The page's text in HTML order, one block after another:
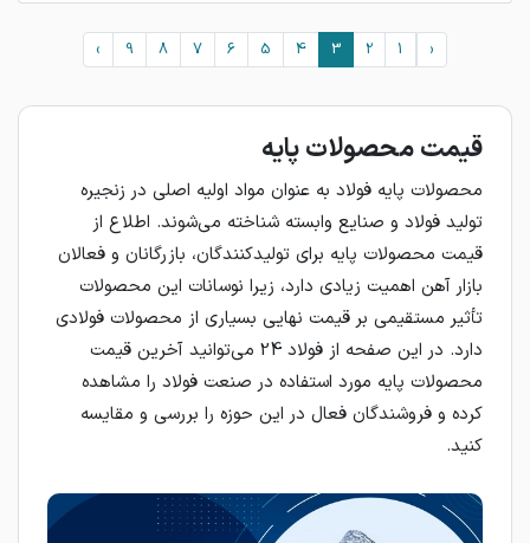
‹
1
2
3
4
5
6
7
8
9
›
قیمت محصولات پایه
محصولات پایه فولاد به عنوان مواد اولیه اصلی در زنجیره
تولید فولاد و صنایع وابسته شناخته می‌شوند. اطلاع از
قیمت محصولات پایه برای تولیدکنندگان، بازرگانان و فعالان
بازار آهن اهمیت زیادی دارد، زیرا نوسانات این محصولات
تأثیر مستقیمی بر قیمت نهایی بسیاری از محصولات فولادی
دارد. در این صفحه از فولاد 24 می‌توانید آخرین قیمت
محصولات پایه مورد استفاده در صنعت فولاد را مشاهده
کرده و فروشندگان فعال در این حوزه را بررسی و مقایسه
کنید.